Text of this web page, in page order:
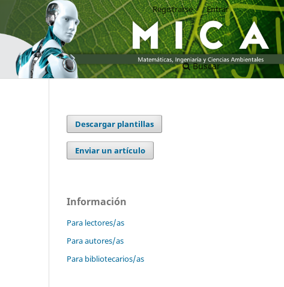
Buscar
Registrarse Entrar
Descargar plantillas
Enviar un artículo
Información
Para lectores/as
Para autores/as
Para bibliotecarios/as